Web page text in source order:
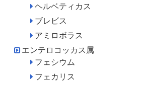
ヘルベティカス
ブレビス
アミロボラス
エンテロコッカス属
フェシウム
フェカリス